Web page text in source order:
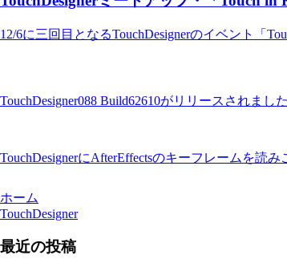
12/6に三回目となるTouchDesignerのイベント「
TouchDesigner088 Build62610がリリースされました
TouchDesignerにAfterEffectsのキーフレームを読み
ホーム
TouchDesigner
最近の投稿